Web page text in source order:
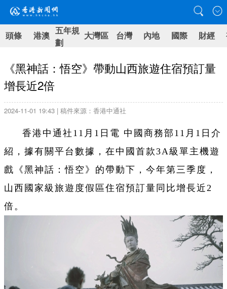
頭條 港澳 五年規
劃
大灣區 台灣 內地 國際 財經
《黑神話：悟空》帶動山西旅遊住宿預訂量
增長近2倍
2024-11-01 19:43 | 稿件來源：香港中通社
香港中通社11月1日電 中國商務部11月1日介
紹，據有關平台數據，在中國首款3A級單主機遊
戲《黑神話：悟空》的帶動下，今年第三季度，
山西國家級旅遊度假區住宿預訂量同比增長近2
倍。